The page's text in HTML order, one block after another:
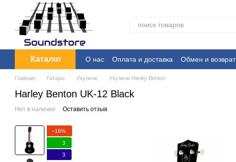
Перейти к основному контенту
Каталог О нас Оплата и доставка Обмен и возврат
Главная Гитары Укулеле Укулеле Harley Benton
Harley Benton UK-12 Black
Нет в наличии Оставить отзыв
−16%
3
3